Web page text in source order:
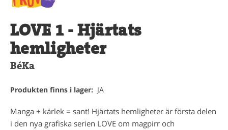
LOVE 1 - Hjärtats
hemligheter
BéKa
Produkten finns i lager: JA
Manga + kärlek = sant! Hjärtats hemligheter är första delen
i den nya grafiska serien LOVE om magpirr och